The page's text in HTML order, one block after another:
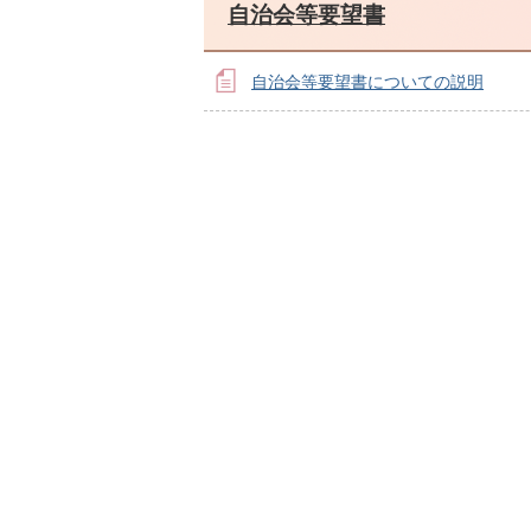
自治会等要望書
自治会等要望書についての説明